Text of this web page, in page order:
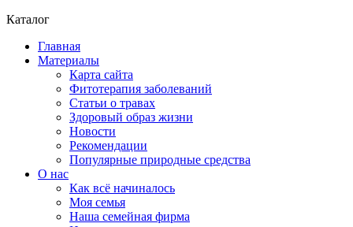
Каталог
Главная
Материалы
Карта сайта
Фитотерапия заболеваний
Статьи о травах
Здоровый образ жизни
Новости
Рекомендации
Популярные природные средства
О нас
Как всё начиналось
Моя семья
Наша семейная фирма